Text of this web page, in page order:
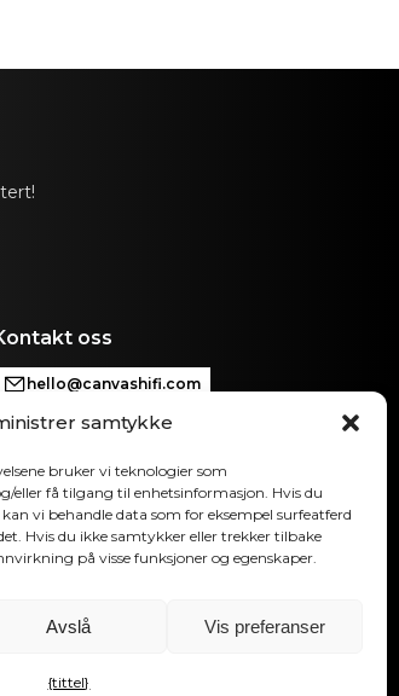
samtykke
bruker vi teknologier som
eller få tilgang til enhetsinformasjon. Hvis du
vi behandle data som for eksempel surfeatferd
Hvis du ikke samtykker eller trekker tilbake
på visse funksjoner og egenskaper.
Avslå Vis preferanser
{tittel}
AirPlay 2 (flere rom), Google
kontrollenheter. Kontakt vår
hvis du har spesielle
Maskinvareelektronikk kan
oss
hello@canvashifi.com
Ring +45 29 75 00 45
HiFi ApS
Engvej 4
Frederikshavn
Følg oss